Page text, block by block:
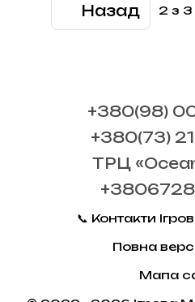
Назад 2 з 3
+380(98)
+380(73)
ТРЦ
📞 Контакти
Повна
Мапа